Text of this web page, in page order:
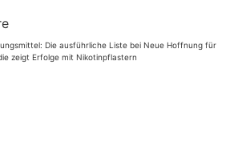
Die ausführliche Liste bei Neue Hoffnung für
zeigt Erfolge mit Nikotinpflastern